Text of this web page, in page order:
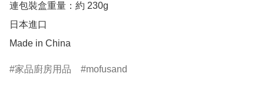
連包裝盒重量：約 230g
日本進口
Made in China
家品廚房用品 mofusand